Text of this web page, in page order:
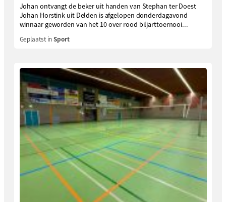
Johan ontvangt de beker uit handen van Stephan ter Doest
Johan Horstink uit Delden is afgelopen donderdagavond
winnaar geworden van het 10 over rood biljarttoernooi...
Geplaatst inSport